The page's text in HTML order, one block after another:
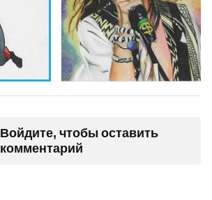
Войдите, чтобы оставить
комментарий